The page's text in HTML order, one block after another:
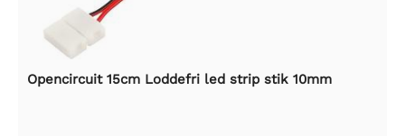
Opencircuit 15cm Loddefri led strip stik 10mm